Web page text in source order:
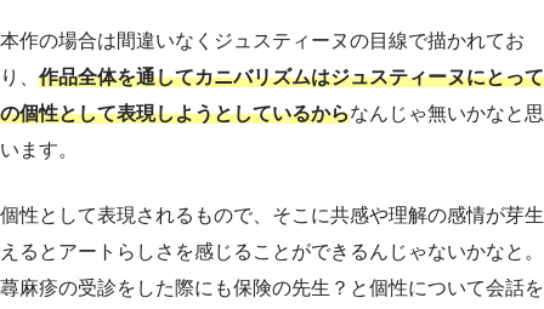
本作の場合は間違いなくジュスティーヌの目線で描かれてお
り、 作品全体を通してカニバリズムはジュスティーヌにとって
の個性として表現しようとしているからなんじゃ無いかなと思
います。
個性として表現されるもので、そこに共感や理解の感情が芽生
えるとアートらしさを感じることができるんじゃないかなと。
蕁麻疹の受診をした際にも保険の先生？と個性について会話を